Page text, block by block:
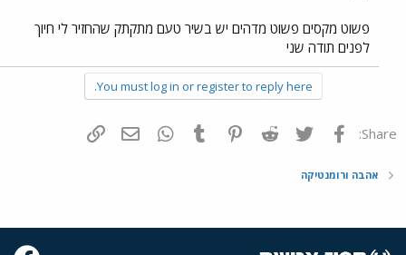
פשוט מקסים פשוט מדהים יש בשיר טעם מתקתק שהחזיר לי חיוך
לפנים תודה שני
You must log in or register to reply here.
Share: פייסבוק Twitter
Reddit
Pinterest
Tumblr
WhatsAppדואר אלקטרוני
אהבה ורומנטיקה